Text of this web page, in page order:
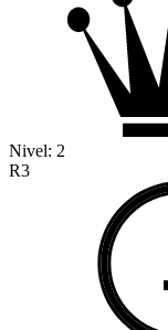
Nivel: 2
R3